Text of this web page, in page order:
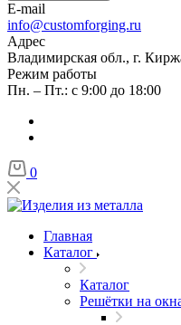
E-mail
info@customforging.ru
Адрес
Владимирская обл., г.
Режим работы
Пн. – Пт.: с 9:00 до 18:00
0
Главная
Каталог
Каталог
Решётки на